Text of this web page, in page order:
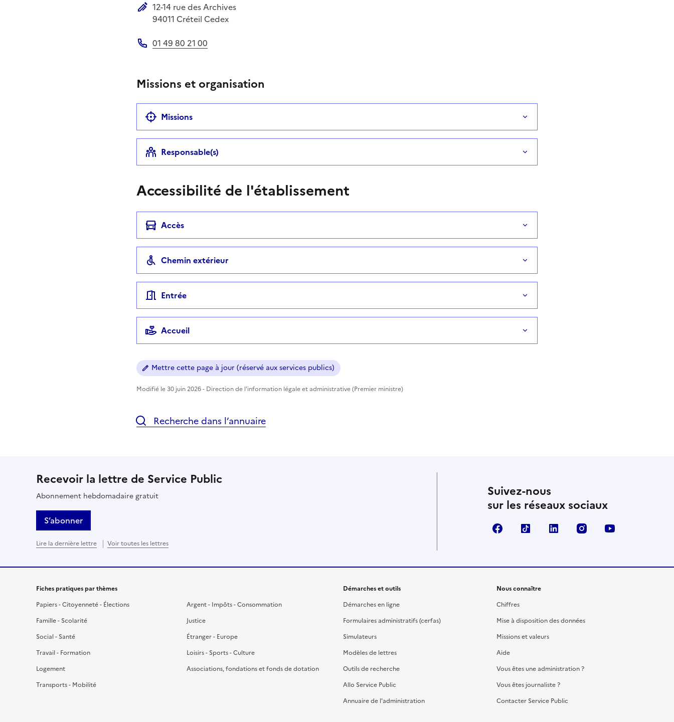
Adresse postale
12-14 rue des Archives
94011 Créteil Cedex
01 49 80 21 00
Missions et organisation
Missions
Responsable(s)
Accessibilité de l'établissement
Accès
Chemin extérieur
Entrée
Accueil
Mettre cette page à jour (réservé aux services publics)
Modifié le 30 juin 2026 - Direction de l'information légale et administrative (Premier ministre)
Recherche dans l’annuaire
Recevoir la lettre de Service Public
Abonnement hebdomadaire gratuit
S’abonner
Lire la dernière lettre Voir toutes les lettres
Suivez-nous
sur les réseaux sociaux
FacebookTikTok LinkedIn Instagram
Fiches pratiques par thèmes
Papiers - Citoyenneté - Élections
Famille - Scolarité
Social - Santé
Travail - Formation
Logement
Transports - Mobilité
Argent - Impôts - Consommation
Justice
Étranger - Europe
Loisirs - Sports - Culture
Associations, fondations et fonds de dotation
Démarches et outils
Démarches en ligne
Formulaires administratifs (cerfas)
Simulateurs
Modèles de lettres
Outils de recherche
Allo Service Public
Annuaire de l'administration
Nous connaître
Chiffres
Mise à disposition des données
Missions et valeurs
Aide
Vous êtes une administration ?
Vous êtes journaliste ?
Contacter Service Public